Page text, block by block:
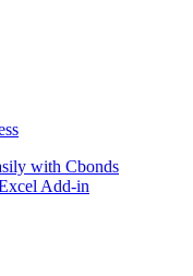
with Cbonds
Add-in